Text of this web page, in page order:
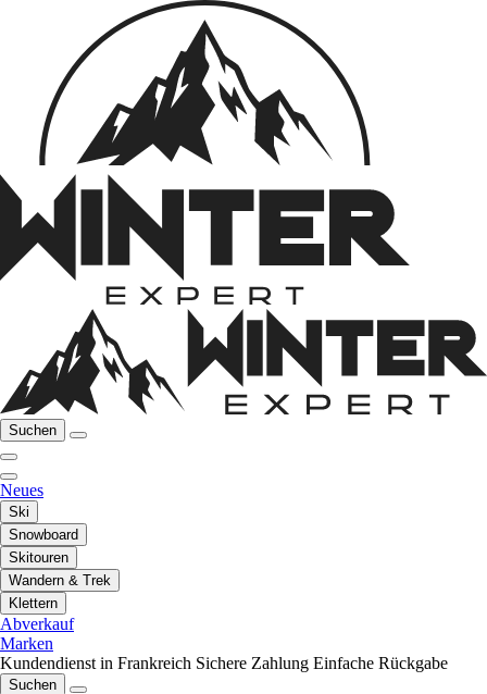
Suchen
Neues
Ski
Snowboard
Skitouren
Wandern & Trek
Klettern
Abverkauf
Marken
Kundendienst in Frankreich Sichere Zahlung Einfache Rückgabe
Suchen